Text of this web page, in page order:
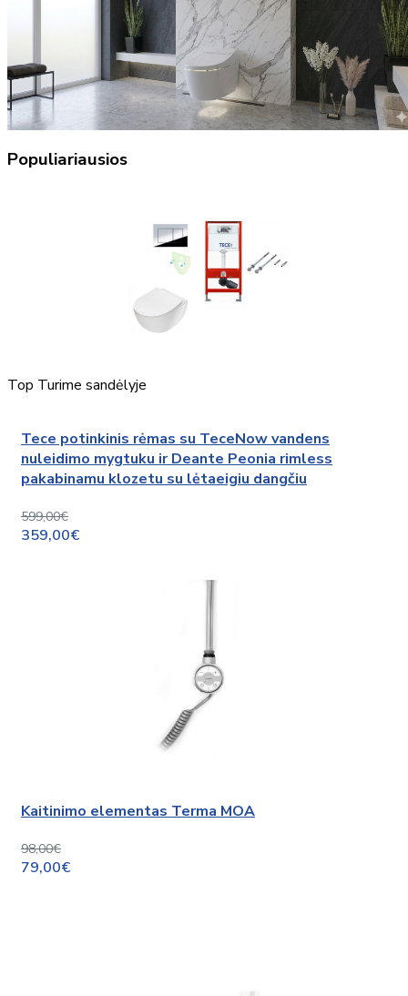
Populiariausios
Top Turime sandėlyje
Tece potinkinis rėmas su TeceNow vandens
nuleidimo mygtuku ir Deante Peonia rimless
pakabinamu klozetu su lėtaeigiu dangčiu
599,00€
359,00€
Kaitinimo elementas Terma MOA
98,00€
79,00€